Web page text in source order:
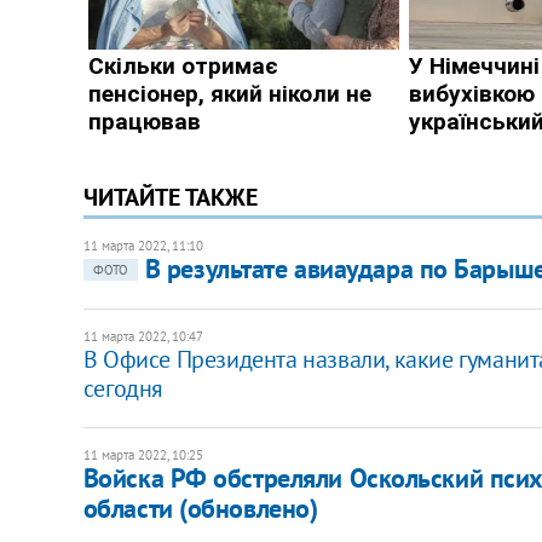
ЧИТАЙТЕ ТАКЖЕ
11 марта 2022, 11:10
ФОТО
В результате авиаудара по
11 марта 2022, 10:47
В Офисе Президента назвали, какие
сегодня
11 марта 2022, 10:25
Войска РФ обстреляли Оскольский
области (обновлено)